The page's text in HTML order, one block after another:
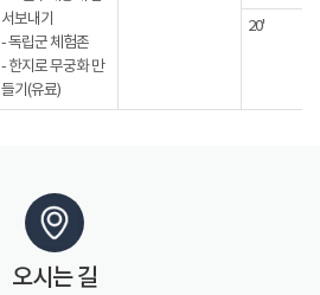
서보내기
- 독립군 체험존
- 한지로 무궁화 만
들기(유료)
20'
오시는 길